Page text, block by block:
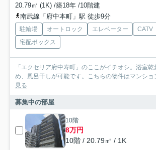
20.79㎡ (1K) /築18年 /10階建
南武線「府中本町」駅 徒歩9分
駐輪場 オートロック エレベーター CATV
宅配ボックス
「エクセリア府中寿町」のここがイチオシ。浴室
め、風呂干しが可能です。こちらの物件はマンショ
見る
募集中の部屋
10階
8万円
10階 / 20.79㎡ / 1K